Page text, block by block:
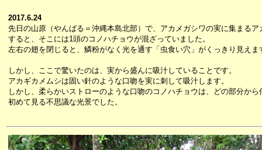
2017.6.24
先日の山原（やんばる＝沖縄本島北部）で、アカメガシワの実に集まる
すると、そこには1頭のコノハチョウが混ざっていました。
左右の翅を閉じると、鱗粉がなく光を通す「虫食い穴」がくっきり見えま
しかし、ここで驚いたのは、実から盛んに吸汁していることです。
アカギカメムシは固い針のような口吻を実に刺して吸汁します。
しかし、柔らかいストローのような口吻のコノハチョウは、どの部分か
初めて見る不思議な光景でした。